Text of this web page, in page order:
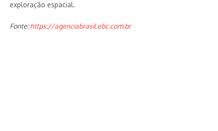
exploração espacial.
Fonte:https://agenciabrasil.ebc.com.br